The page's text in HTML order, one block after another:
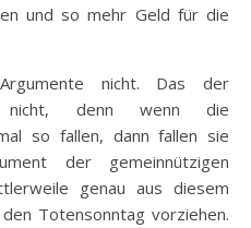
und so mehr Geld für die
nicht. Das der
nicht, denn wenn die
so fallen, dann fallen sie
der gemeinnützigen
genau aus diesem
Totensonntag vorziehen.